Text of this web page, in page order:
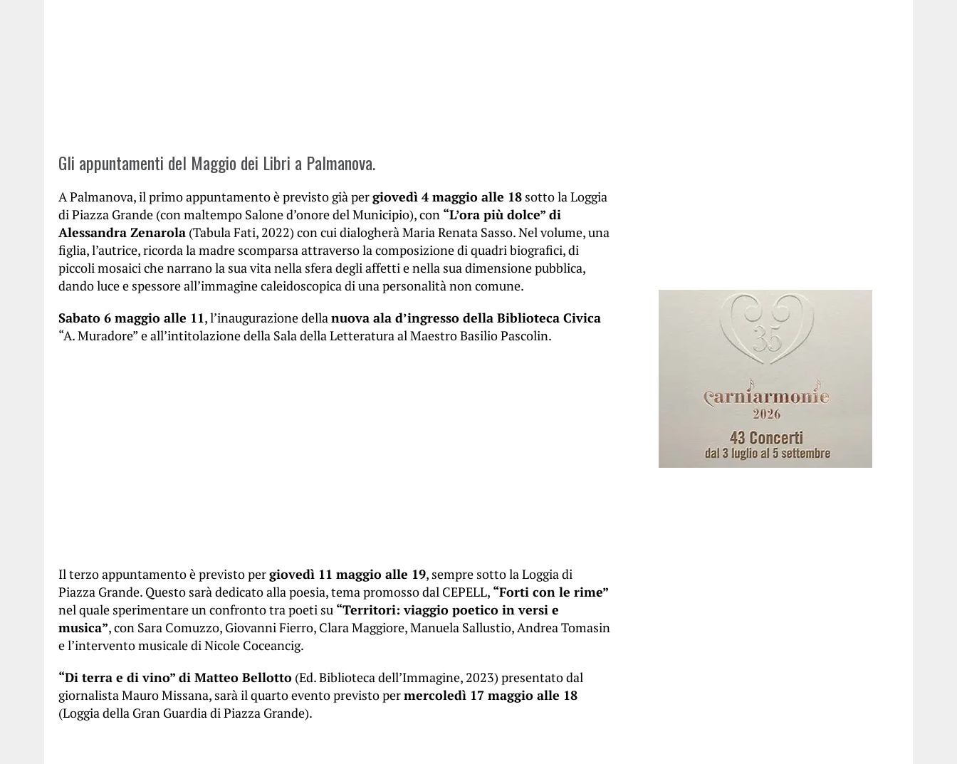
Gli appuntamenti del Maggio dei Libri a Palmanova.
A Palmanova, il primo appuntamento è previsto già pergiovedì 4 maggio alle 18 sotto la Loggia
di Piazza Grande (con maltempo Salone d’onore del Municipio), con “L’ora più dolce” di
Alessandra Zenarola (Tabula Fati, 2022) con cui dialogherà Maria Renata Sasso. Nel volume, una
figlia, l’autrice, ricorda la madre scomparsa attraverso la composizione di quadri biografici, di
piccoli mosaici che narrano la sua vita nella sfera degli affetti e nella sua dimensione pubblica,
dando luce e spessore all’immagine caleidoscopica di una personalità non comune.
Sabato 6 maggio alle 11, l’inaugurazione dellanuova ala d’ingresso della Biblioteca Civica
“A. Muradore” e all’intitolazione della Sala della Letteratura al Maestro Basilio Pascolin.
Il terzo appuntamento è previsto pergiovedì 11 maggio alle 19, sempre sotto la Loggia di
Piazza Grande. Questo sarà dedicato alla poesia, tema promosso dal CEPELL, “Forti con le rime”
nel quale sperimentare un confronto tra poeti su “Territori: viaggio poetico in versi e
musica”, con Sara Comuzzo, Giovanni Fierro, Clara Maggiore, Manuela Sallustio, Andrea Tomasin
e l’intervento musicale di Nicole Coceancig.
“Di terra e di vino” di Matteo Bellotto (Ed. Biblioteca dell’Immagine, 2023) presentato dal
giornalista Mauro Missana, sarà il quarto evento previsto permercoledì 17 maggio alle 18
(Loggia della Gran Guardia di Piazza Grande).